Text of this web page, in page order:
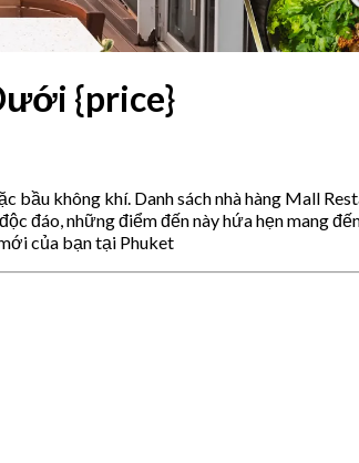
{price}
không khí. Danh sách nhà hàng Mall
đáo, những điểm đến này hứa hẹn mang
của bạn tại Phuket